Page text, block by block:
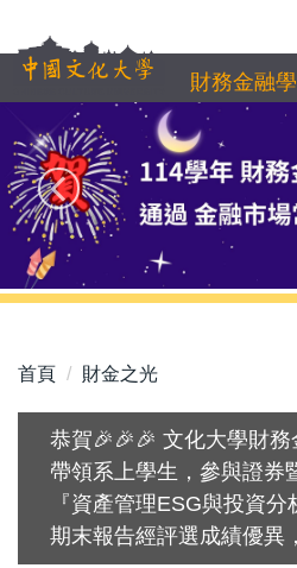
到
主
要
內
容
區
財務金融
首頁 財金之光
恭賀🎉🎉🎉 文化大學財
帶領系上學生，參與證券
『資產管理ESG與投資分
期末報告經評選成績優異